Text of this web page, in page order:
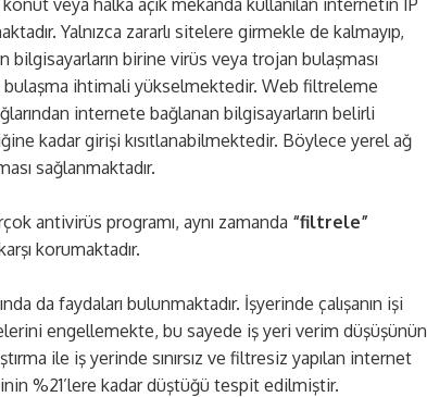
Yalnızca zararlı sitelere girmekle de kalmayıp,
bilgisayarların birine virüs veya trojan bulaşması
ihtimali yükselmektedir. Web filtreleme
internete bağlanan bilgisayarların belirli
kadar girişi kısıtlanabilmektedir. Böylece yerel ağ
sağlanmaktadır.
antivirüs programı, aynı zamanda “filtrele”
korumaktadır.
da faydaları bulunmaktadır. İşyerinde çalışanın işi
engellemekte, bu sayede iş yeri verim düşüşünün
ile iş yerinde sınırsız ve filtresiz yapılan internet
%21’lere kadar düştüğü tespit edilmiştir.